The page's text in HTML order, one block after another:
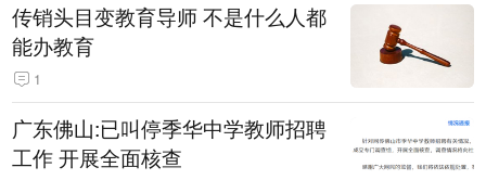
传销头目变教育导师 不是什么人都
能办教育
1
广东佛山:已叫停季华中学教师招聘
工作 开展全面核查